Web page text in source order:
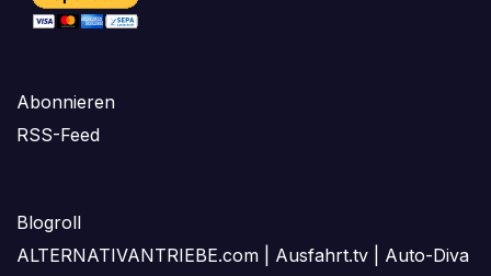
Abonnieren
RSS-Feed
Blogroll
ALTERNATIVANTRIEBE.com
Ausfahrt.tv
Auto-Diva